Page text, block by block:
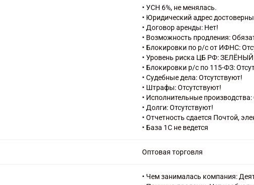
телекоммуникационным
46.15 Деятельность агентов по
ножевыми и прочими
46.15.1 Деятельность агентов
46.15.9 Деятельность агентов
включенными в другие
46.16 Деятельность агентов по
изделиями из кожи и меха
46.16.1 Деятельность агентов
46.16.2 Деятельность агентов
46.18 Деятельность агентов,
видами товаров
46.19 Деятельность агентов по
46.49.49 Торговля оптовая
46.65 Торговля оптовая
• УСН 6%, не менялась.
• Юридический адрес
• Договор аренды: Нет!
• Возможность продления:
• Блокировки по р/с от ИФНС:
• Уровень риска ЦБ РФ: ЗЕЛЁНЫЙ
• Блокировки р/с по 115-ФЗ:
• Судебные дела: Отсутствуют!
• Штрафы: Отсутствуют!
• Исполнительные производства:
• Долги: Отсутствуют!
• Отчетность сдается Почтой,
• База 1С не ведется
Оптовая торговля
• Чем занималась компания: